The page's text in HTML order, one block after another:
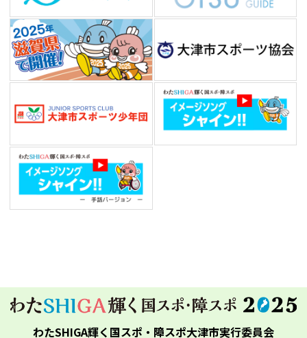
わたSHIGA輝く国スポ・障スポ大津市実行委員会